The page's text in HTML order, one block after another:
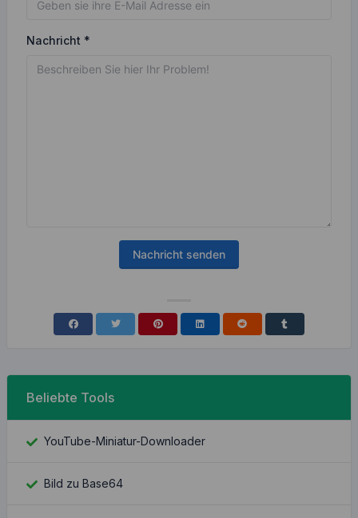
Nachricht *
Nachricht senden
Beliebte Tools
YouTube-Miniatur-Downloader
Bild zu Base64